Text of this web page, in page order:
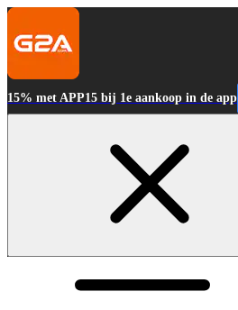
15% met APP15 bij 1e aankoop in de app